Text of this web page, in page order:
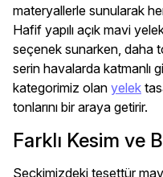
materyallerle sunularak
Hafif yapılı açık mavi
seçenek sunarken, daha
serin havalarda katmanlı
kategorimiz olan yelek
tonlarını bir araya getirir.
Farklı Kesim ve
Seçkimizdeki tesettür